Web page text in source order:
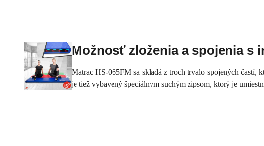
Možnosť zloženia a spojenia s
Matrac HS-065FM sa skladá z troch trvalo spojených častí,
je tiež vybavený špeciálnym suchým zipsom, ktorý je